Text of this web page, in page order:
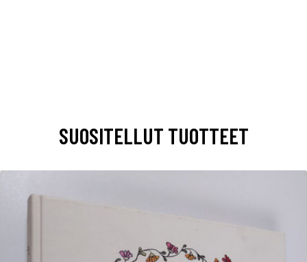
SUOSITELLUT TUOTTEET